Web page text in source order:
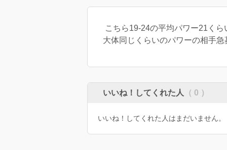
こちら19-24の平均パワー21くら
大体同じくらいのパワーの相手急
いいね！してくれた人 （ 0 ）
いいね！してくれた人はまだいません。